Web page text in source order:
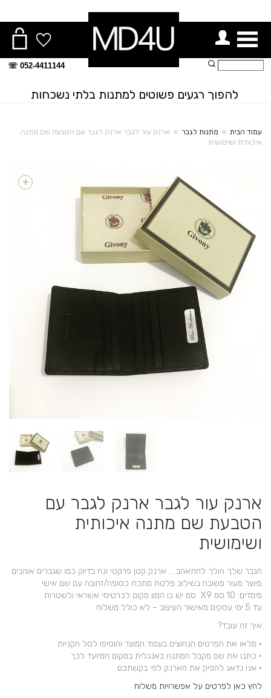
תפריט
052-4411144 ☏
להפוך רגעים פשוטים למתנות בלתי נשכחות
עמוד הבית » מתנות לגבר » ארנק עור לגבר ארנק לגבר עם הטבעת שם מתנה
איכותית ושימושית
+
ארנק עור לגבר ארנק לגבר עם
הטבעת שם מתנה איכותית
ושימושית
הגבר שלך הולך להתאהב…. ארנק קטן פרקטי ונח בדיוק כמו שגברים אוהבים
מיוצר מעור משובח בשילוב פלטת מתכת כסופה/זהובה עם שם אישי
מימדים: 10 סמ X9 סמ יש בו המון מקום לכרטיסי אשראי ולשטרות
עד 5 ימי עסקים מאישור העיצוב – לא כולל משלוח
איך זה עובד?
• מלאו את הפרטים הנחוצים בעמוד המוצר והוסיפו לסל הקניות
• כתבו את שם מקבל המתנה באנגלית במקום המיועד לכך
• אנו נדאג להפיק את הארנק לפי בקשתכם
לחץ כאן לפרטים על אפשרויות משלוח